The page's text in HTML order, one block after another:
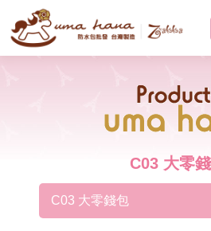
Products
C03 大零
C03 大零錢包